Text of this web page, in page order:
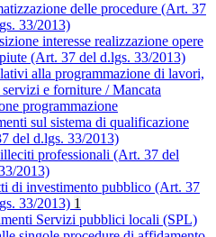
delle procedure (Art. 37
33/2013)
interesse realizzazione opere
(Art. 37 del d.lgs. 33/2013)
alla programmazione di lavori,
servizi e forniture / Mancata
programmazione
sul sistema di qualificazione
del d.lgs. 33/2013)
professionali (Art. 37 del
2013)
di investimento pubblico (Art. 37
33/2013) 1
Servizi pubblici locali (SPL)